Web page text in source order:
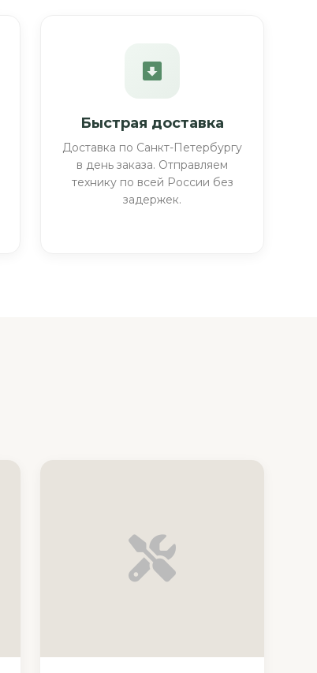
Быстрая доставка
Доставка по Санкт-Петербургу
в день заказа. Отправляем
технику по всей России без
задержек.